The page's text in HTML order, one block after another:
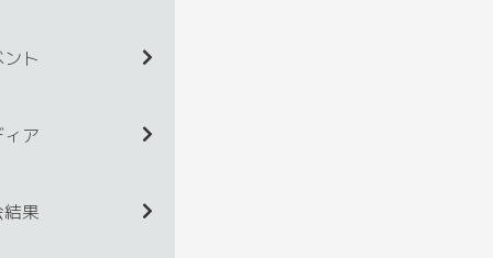
ト
ア
果